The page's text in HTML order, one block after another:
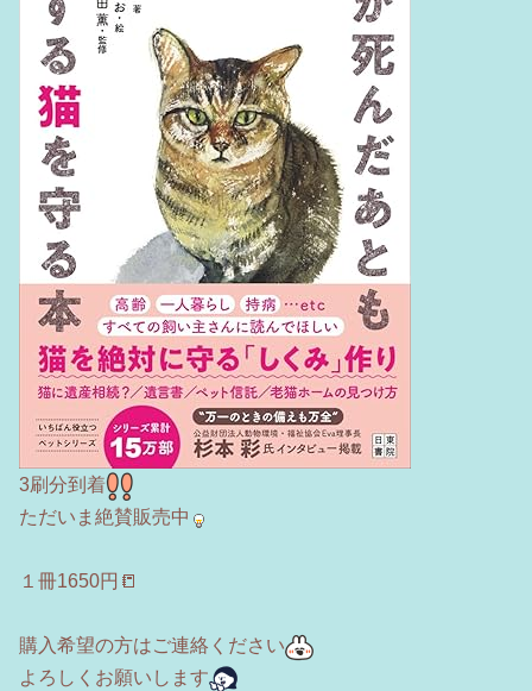
3刷分到着
ただいま絶賛販売中
１冊1650円📒
購入希望の方はご連絡ください
よろしくお願いします